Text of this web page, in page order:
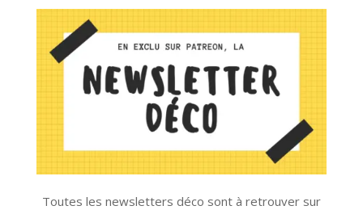
Toutes les newsletters déco sont à retrouver sur